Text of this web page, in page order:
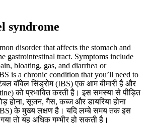
syndrome
disorder that affects the stomach and
gastrointestinal tract. Symptoms include
bloating, gas, and diarrhea or
is a chronic condition that you’ll need to
बॉवेल सिंड्रोम (IBS) एक आम बीमारी है और
को प्रभावित करती है। इस समस्या से पीड़ित
होना, सूजन, गैस, कब्ज और डायरिया होना
के मुख्य लक्षण है। यदि लम्बे समय तक इस
तो यह अधिक गम्भीर हो सकती है।